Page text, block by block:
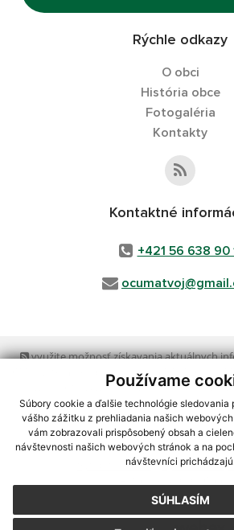
Používame
Súbory cookie a ďalšie technológie sledovania
vášho zážitku z prehliadania našich
vám zobrazovali prispôsobený obsah a
návštevnosti našich webových stránok a na
návštevníci
SÚHLASÍM
Rýchle odkazy
O obci
História obce
Fotogaléria
Kontakty
Kontaktné
+421 56 638 90
využite možnosť získavania aktuálnych
CMS systém (redakčný) systém ECHELON 2,
webex.digital, s.r.o.,domény,
spoločnosť webex.digital, s.r.o.,
Posledná aktualizácia:
Vytlačiť stránku|Vyhlásenie o